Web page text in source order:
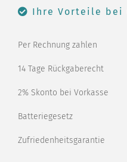
Ihre Vorteile bei
Per Rechnung zahlen
14 Tage Rückgaberecht
2% Skonto bei Vorkasse
Batteriegesetz
Zufriedenheitsgarantie